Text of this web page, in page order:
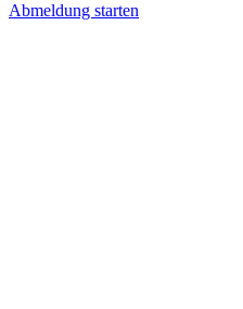
Abmeldung starten